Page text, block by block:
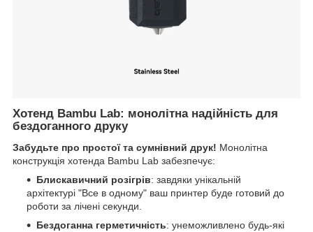
Хотенд Bambu Lab: монолітна надійність для
бездоганного друку
Забудьте про простої та сумнівний друк! Монолітна
конструкція хотенда Bambu Lab забезпечує:
Блискавичний розігрів: завдяки унікальній
архітектурі "Все в одному" ваш принтер буде готовий до
роботи за лічені секунди.
Бездоганна герметичність: унеможливлено будь-які